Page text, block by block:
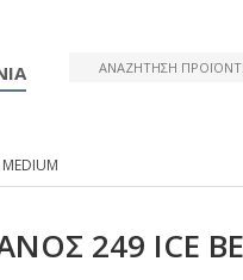
249 ΙCΕ